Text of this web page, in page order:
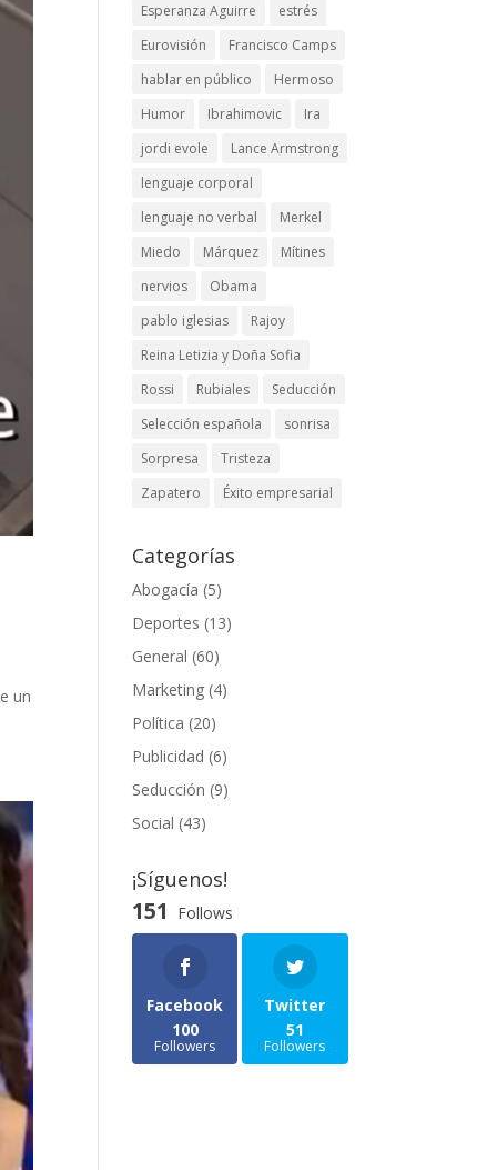
un
Esperanza Aguirre
estrés
Eurovisión
Francisco Camps
hablar en público
Hermoso
Humor
Ibrahimovic
Ira
jordi evole
Lance Armstrong
lenguaje corporal
lenguaje no verbal
Merkel
Miedo
Márquez
Mítines
nervios
Obama
pablo iglesias
Rajoy
Reina Letizia y Doña Sofia
Rossi
Rubiales
Seducción
Selección española
sonrisa
Sorpresa
Tristeza
Zapatero
Éxito empresarial
Categorías
Abogacía (5)
Deportes (13)
General (60)
Marketing (4)
Política (20)
Publicidad (6)
Seducción (9)
Social (43)
¡Síguenos!
151 Follows
Facebook
100
Followers
Twitter
51
Followers